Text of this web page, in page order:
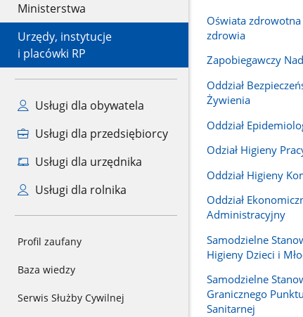
Ministerstwa
Urzędy, instytucje
i placówki RP
Usługi dla obywatela
Usługi dla przedsiębiorcy
Usługi dla urzędnika
Usługi dla rolnika
Profil zaufany
Baza wiedzy
Serwis Służby Cywilnej
Oświata
zdrowia
Zapobiegawczy
Oddział
Żywienia
Oddział
Odział Higieny
Oddział Higieny
Oddział
Administracyjny
Samodzielne
Higieny Dzieci i
Samodzielne
Granicznego
Sanitarnej